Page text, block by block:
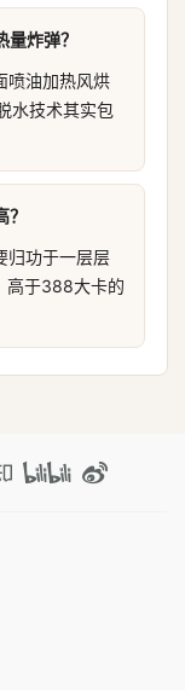
炸弹？
喷油加热风烘
水技术其实包
归功于一层层
高于388大卡的